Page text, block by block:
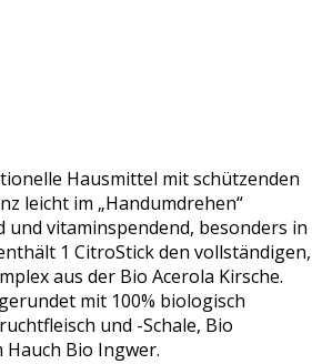
Hausmittel mit schützenden
leicht im „Handumdrehen“
und vitaminspendend, besonders in
1 CitroStick den vollständigen,
aus der Bio Acerola Kirsche.
mit 100% biologisch
und -Schale, Bio
Bio Ingwer.